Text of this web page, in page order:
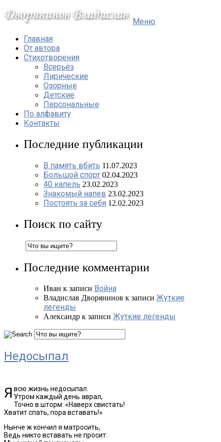
Меню
Главная
От автора
Стихотворения
Всерьёз
Лирические
Озорные
Детские
Персональные
По алфавиту
Контакты
Последние публикации
В память вбить 11.07.2023
Большой спорт 02.04.2023
40 капель 23.02.2023
Знакомый напев 23.02.2023
Постоять за себя 12.02.2023
Поиск по сайту
Последние комментарии
Иван к записи Война
Владислав Дворянинов к записи Жуткие
легенды
Александр к записи Жуткие легенды
Недосыпал
Я всю жизнь недосыпал.
Утром каждый день аврал,
Точно в шторм: «Наверх свистать!
Хватит спать, пора вставать!»
Нынче ж кончил я матросить,
Ведь никто вставать не просит: